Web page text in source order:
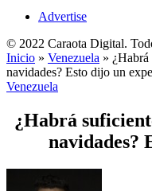
Advertise
© 2022 Caraota Digital.
Inicio » Venezuela » ¿Habrá
navidades? Esto dijo un
Venezuela
¿Habrá
navidades?